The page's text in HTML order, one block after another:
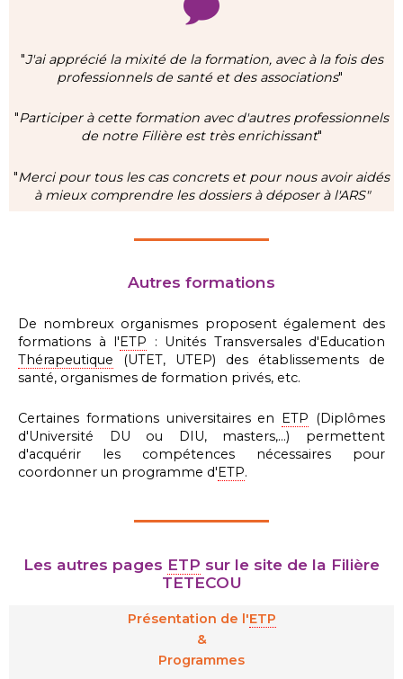
"J'ai apprécié la mixité de la formation, avec à la fois des
professionnels de santé et des associations"
"Participer à cette formation avec d'autres professionnels
de notre Filière est très enrichissant"
"Merci pour tous les cas concrets et pour nous avoir aidés
à mieux comprendre les dossiers à déposer à l'ARS"
Autres formations
De nombreux organismes proposent également des
formations à l'ETP : Unités Transversales d'Education
Thérapeutique (UTET, UTEP) des établissements de
santé, organismes de formation privés, etc.
Certaines formations universitaires en ETP (Diplômes
d'Université DU ou DIU, masters,...) permettent
d'acquérir les compétences nécessaires pour
coordonner un programme d'ETP.
Les autres pages ETP sur le site de la Filière
TETECOU
Présentation de l'ETP
&
Programmes